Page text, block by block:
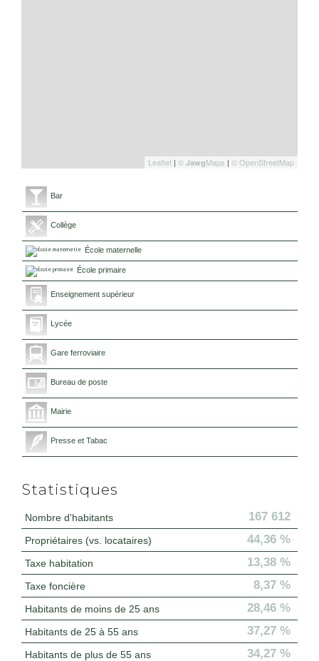
Leaflet | © JawgMaps | © OpenStreetMap
Bar
Collège
École maternelle
École primaire
Enseignement supérieur
Lycée
Gare ferroviaire
Bureau de poste
Mairie
Presse et Tabac
Statistiques
Nombre d'habitants 167 612
Propriétaires (vs. locataires) 44,36 %
Taxe habitation 13,38 %
Taxe foncière 8,37 %
Habitants de moins de 25 ans 28,46 %
Habitants de 25 à 55 ans 37,27 %
Habitants de plus de 55 ans 34,27 %